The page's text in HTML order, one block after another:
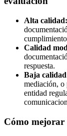
Alta calidad:
Calidad
respuesta.
Baja
mediación, o
entidad
Cómo mejorar